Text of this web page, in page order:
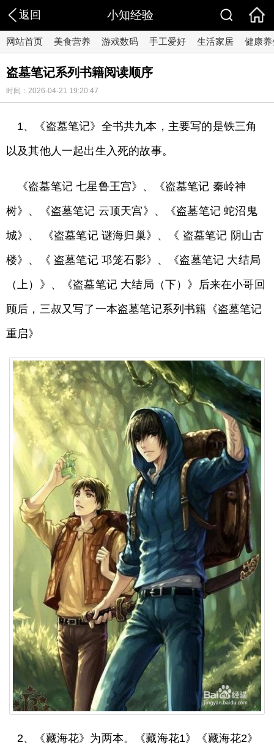
返回 小知经验
网站首页 美食营养 游戏数码 手工爱好 生活家居 健康养
盗墓笔记系列书籍阅读顺序
时间：2026-04-21 19:20:47
1、《盗墓笔记》全书共九本，主要写的是铁三角
以及其他人一起出生入死的故事。
《盗墓笔记 七星鲁王宫》、《盗墓笔记 秦岭神
树》、《盗墓笔记 云顶天宫》、《盗墓笔记 蛇沼鬼
城》、 《盗墓笔记 谜海归巢》、《 盗墓笔记 阴山古
楼》、《 盗墓笔记 邛笼石影》、《盗墓笔记 大结局
（上）》、《盗墓笔记 大结局（下）》后来在小哥回
顾后，三叔又写了一本盗墓笔记系列书籍《盗墓笔记
重启》
2、《藏海花》为两本。《藏海花1》《藏海花2》